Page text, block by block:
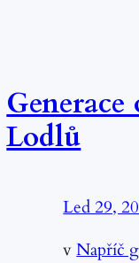
Generace
Lodlů
Led 29,
vNapříč